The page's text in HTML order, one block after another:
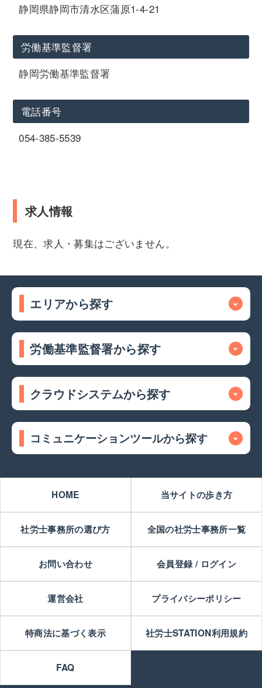
静岡県静岡市清水区蒲原1-4-21
労働基準監督署
静岡労働基準監督署
電話番号
054-385-5539
求人情報
現在、求人・募集はございません。
エリアから探す
労働基準監督署から探す
クラウドシステムから探す
コミュニケーションツールから探す
HOME 当サイトの歩き方
社労士事務所の選び方 全国の社労士事務所一覧
お問い合わせ 会員登録 / ログイン
運営会社 プライバシーポリシー
特商法に基づく表示 社労士STATION利用規約
FAQ